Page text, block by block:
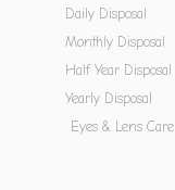
Daily Disposal
Monthly Disposal
Half Year Disposal
Yearly Disposal
Eyes & Lens Care